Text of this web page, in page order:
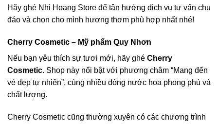
Hãy ghé Nhi Hoang Store để tận hưởng dịch vụ tư vấn chu
đáo và chọn cho mình hương thơm phù hợp nhất nhé!
Cherry Cosmetic – Mỹ phẩm Quy Nhơn
Nếu bạn yêu thích sự tươi mới, hãy ghé Cherry
Cosmetic. Shop này nổi bật với phương châm “Mang đến
vẻ đẹp tự nhiên”, cùng nhiều dòng nước hoa phong phú và
chất lượng.
Cherry Cosmetic cũng thường xuyên có các chương trình